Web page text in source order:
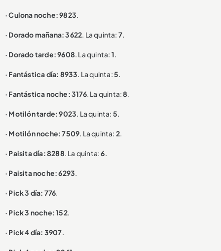
· Culona noche: 9823.
· Dorado mañana: 3622. La quinta: 7.
· Dorado tarde: 9608. La quinta: 1.
· Fantástica día: 8933. La quinta:5.
· Fantástica noche: 3176. La quinta:8.
· Motilón tarde: 9023. La quinta: 5.
· Motilón noche: 7509. La quinta: 2.
· Paisita día: 8288. La quinta:6.
· Paisita noche: 6293.
· Pick 3 día: 776.
· Pick 3 noche: 152.
· Pick 4 día: 3907.